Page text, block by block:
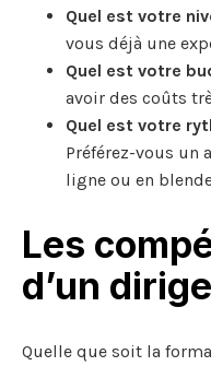
Quel est votre
vous déjà une
Quel est votre
avoir des coûts
Quel est votre
Préférez-vous un
ligne ou en
Les
d’un
Quelle que soit la